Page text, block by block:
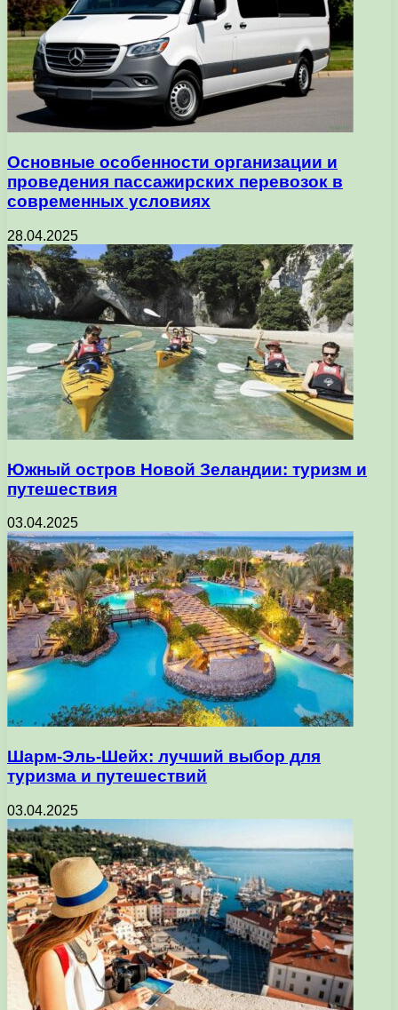
Основные особенности организации и
проведения пассажирских перевозок в
современных условиях
28.04.2025
Южный остров Новой Зеландии: туризм и
путешествия
03.04.2025
Шарм-Эль-Шейх: лучший выбор для
туризма и путешествий
03.04.2025